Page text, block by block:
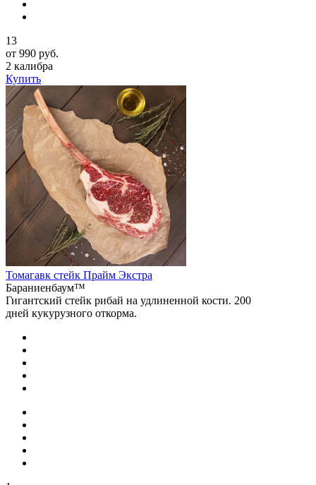
13
от 990 руб.
2 калибра
Купить
Томагавк стейк Прайм Экстра
Бараниенбаум™
Гигантский стейк рибай на удлиненной кости. 200
дней кукурузного откорма.